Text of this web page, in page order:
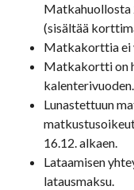
Matkahuollosta
(sisältää
Matkakorttia ei
Matkakortti on
kalenterivuoden.
Lunastettuun
16.12. alkaen.
Lataamisen
latausmaksu.